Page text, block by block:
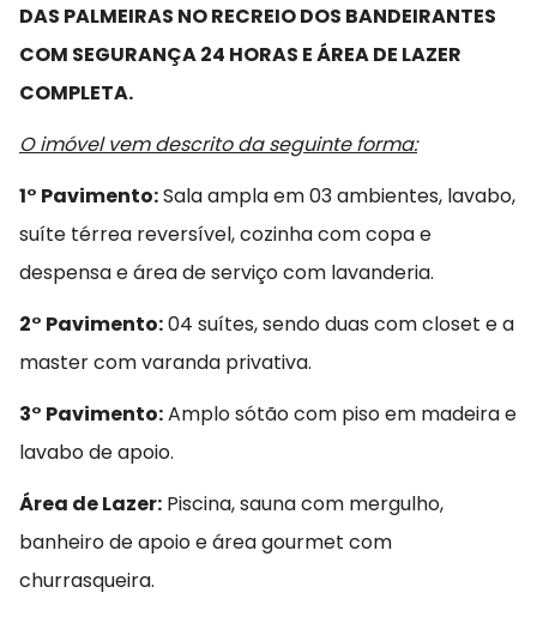
DAS PALMEIRAS NO RECREIO DOS BANDEIRANTES
COM SEGURANÇA 24 HORAS E ÁREA DE LAZER
COMPLETA.
O imóvel vem descrito da seguinte forma:
1° Pavimento:Sala ampla em 03 ambientes, lavabo,
suíte térrea reversível, cozinha com copa e
despensa e área de serviço com lavanderia.
2° Pavimento:04 suítes, sendo duas com closet e a
master com varanda privativa.
3° Pavimento:Amplo sótão com piso em madeira e
lavabo de apoio.
Área de Lazer: Piscina, sauna com mergulho,
banheiro de apoio e área gourmet com
churrasqueira.